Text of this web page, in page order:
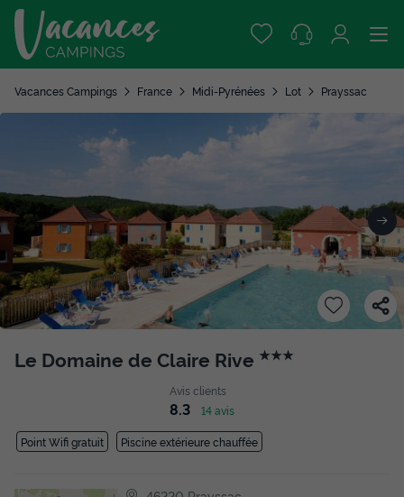
Vacances Campings France Midi-Pyrénées Lot Prayssac
Le Domaine de Claire Rive ★★★
Avis clients
8.3 14 avis
Point Wifi gratuit Piscine extérieure chauffée